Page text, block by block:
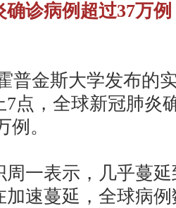
确诊病例超过37万
金斯大学发布的
点，全球新冠肺炎
例。
一表示，几乎蔓延
速蔓延，全球病